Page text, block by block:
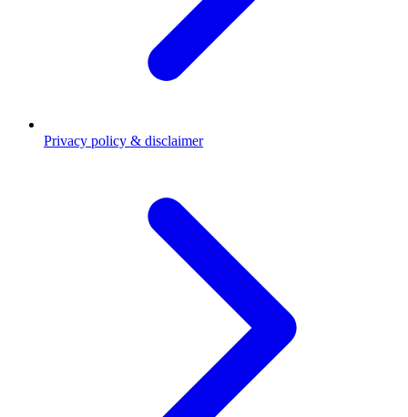
Privacy policy & disclaimer